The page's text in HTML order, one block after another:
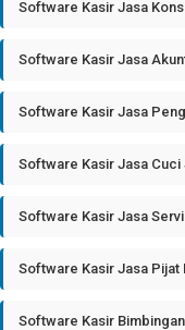
Software Kasir Jasa
Software Kasir Jasa
Software Kasir Jasa
Software Kasir Jasa
Software Kasir Jasa
Software Kasir Jasa Pijat
Software Kasir